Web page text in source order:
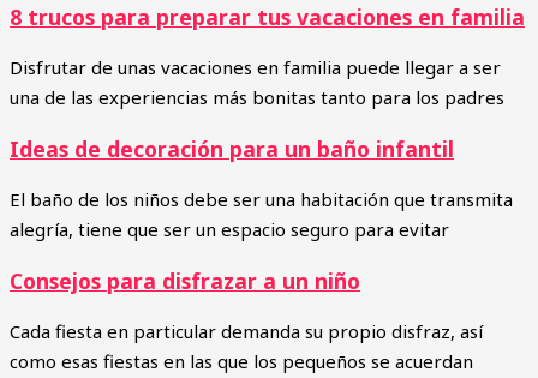
8 trucos para preparar tus vacaciones en familia
Disfrutar de unas vacaciones en familia puede llegar a ser
una de las experiencias más bonitas tanto para los padres
Ideas de decoración para un baño infantil
El baño de los niños debe ser una habitación que transmita
alegría, tiene que ser un espacio seguro para evitar
Consejos para disfrazar a un niño
Cada fiesta en particular demanda su propio disfraz, así
como esas fiestas en las que los pequeños se acuerdan